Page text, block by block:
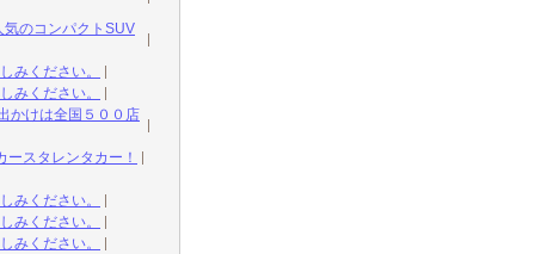
気のコンパクトSUV
みください。
みください。
かけは全国５００店
スタレンタカー！
みください。
みください。
みください。